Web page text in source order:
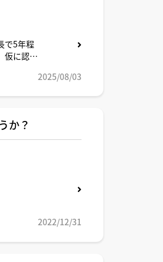
で5年程
仮に認め
求めら 2025/08/03
か？
2022/12/31